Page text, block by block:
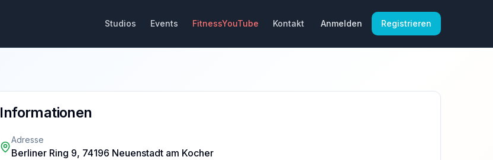
Studios Events FitnessYouTube Kontakt Anmelden Registrieren
Informationen
Adresse
Berliner Ring 9, 74196 Neuenstadt am Kocher